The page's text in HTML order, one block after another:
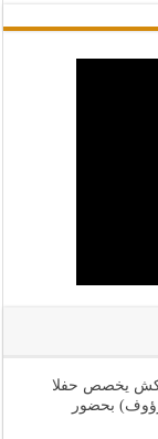
للفيلم بمراكش يخصص حفلا
بحضور